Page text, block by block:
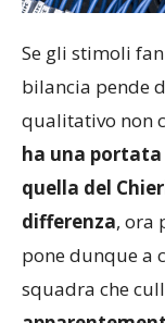
bilancia pende
qualitativo non
ha una
quella del
differenza , ora
pone dunque a
squadra che